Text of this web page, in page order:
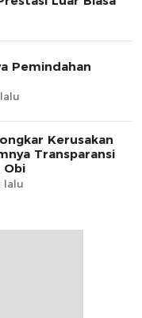
Pemindahan
Kerusakan
Transparansi
Obi
lalu